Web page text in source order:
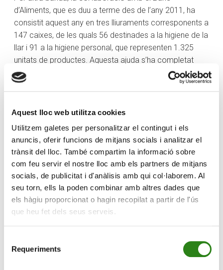
Aquest lloc web utilitza cookies
Utilitzem galetes per personalitzar el contingut i els
anuncis, oferir funcions de mitjans socials i analitzar el
trànsit del lloc. També compartim la informació sobre
com feu servir el nostre lloc amb els partners de mitjans
socials, de publicitat i d'anàlisis amb qui col·laborem. Al
seu torn, ells la poden combinar amb altres dades que
els hàgiu proporcionat o hagin recopilat a partir de l'ús
que heu fet dels seus serveis.
Requeriments
d’Aliments, que es duu a terme des de l’any 2011, ha
consistit aquest any en tres lliuraments corresponents a
147 caixes, de les quals 56 destinades a la higiene de la
llar i 91 a la higiene personal, que representen 1.325
unitats de productes. Aquesta ajuda s’ha completat
amb el finançament de 144 vals de compra de
productes frescos al supermercat per un valor de 7.929
Fundació de 10.374 euros, que ha contribuït a millorar la
del Principat.
Carine Leclerc, de la Creu Roja Andorrana, ha explicat
que “les donacions de Creand Fundació són
imprescindibles per poder garantir un estoc continuat a
la Botiga solidària durant tot l’any, de productes que
engloben l’alimentació, la higiene i la neteja de la llar.
Les persones usuàries tenen a l’abast una gran
segons els seus gustos i necessitats i fer les seves
compres de manera normalitzada. Des de l’entitat es